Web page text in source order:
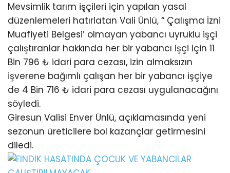
Mevsimlik tarım işçileri için yapılan yasal
düzenlemeleri hatırlatan Vali Ünlü, “ Çalışma İzni
Muafiyeti Belgesi’ olmayan yabancı uyruklu işçi
çalıştıranlar hakkında her bir yabancı işçi için 11
Bin 796 ₺ idari para cezası, izin almaksızın
işverene bağımlı çalışan her bir yabancı işçiye
de 4 Bin 716 ₺ idari para cezası uygulanacağını
söyledi.
Giresun Valisi Enver Ünlü, açıklamasında yeni
sezonun üreticilere bol kazançlar getirmesini
diledi.